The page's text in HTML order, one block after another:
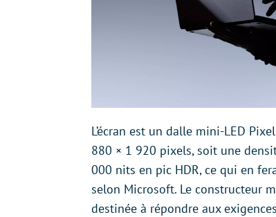
L’écran est un dalle mini-LED
880 × 1 920 pixels, soit une
000 nits en pic HDR, ce qui en
selon Microsoft. Le constructeur
destinée à répondre aux